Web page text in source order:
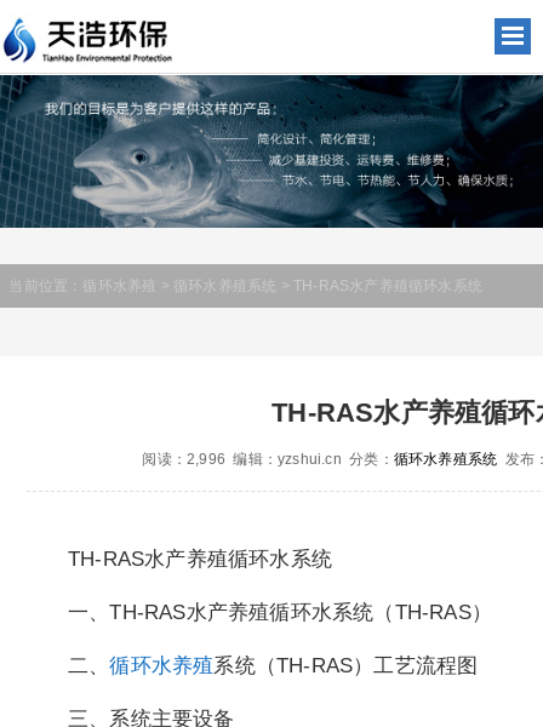
当前位置： 循环水养殖 > 循环水养殖系统 > TH-RAS水产养殖循环水系统
TH-RAS水产养殖循环
阅读：2,996 编辑：yzshui.cn 分类： 循环水养殖系统 发布
TH-RAS水产养殖循环水系统
一、TH-RAS水产养殖循环水系统（TH-RAS）
二、循环水养殖系统（TH-RAS）工艺流程图
三、系统主要设备